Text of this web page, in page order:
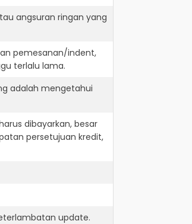
angsuran ringan yang
pemesanan/indent,
terlalu lama.
adalah mengetahui
dibayarkan, besar
persetujuan kredit,
update.